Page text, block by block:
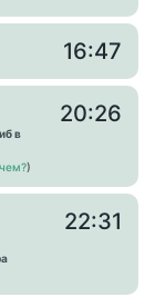
16:47
в
)
20:26
22:31